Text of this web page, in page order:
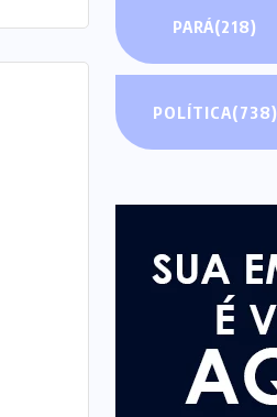
PARÁ(218)
POLÍTICA(738)